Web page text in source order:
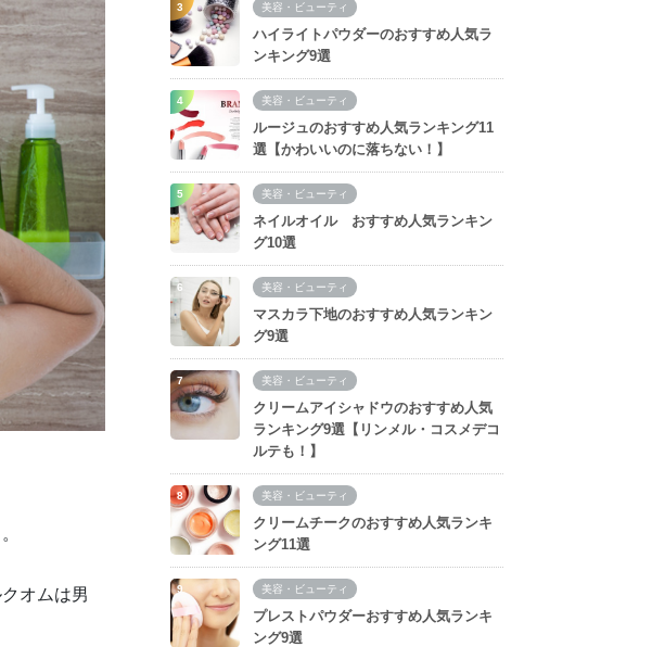
オムは男
美容・ビューティ
ハイライトパウダーのおすすめ人気ラ
ンキング9選
美容・ビューティ
ルージュのおすすめ人気ランキング11
選【かわいいのに落ちない！】
美容・ビューティ
ネイルオイル おすすめ人気ランキン
グ10選
美容・ビューティ
マスカラ下地のおすすめ人気ランキン
グ9選
美容・ビューティ
クリームアイシャドウのおすすめ人気
ランキング9選【リンメル・コスメデコ
ルテも！】
美容・ビューティ
クリームチークのおすすめ人気ランキ
ング11選
美容・ビューティ
プレストパウダーおすすめ人気ランキ
ング9選